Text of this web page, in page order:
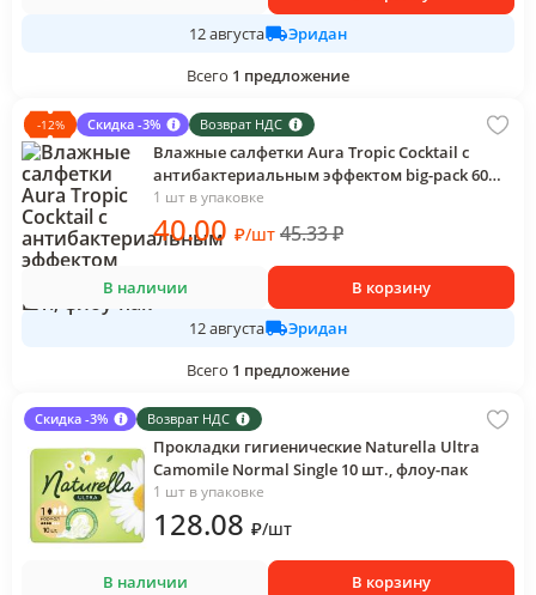
12 августа
Эридан
Всего 1 предложение
-12% Скидка -3% Возврат НДС
Влажные салфетки Aura Tropic Cocktail с
антибактериальным эффектом big-pack 60
шт., флоу-пак
1 шт в упаковке
40.00 ₽/шт 45.33₽
В наличии
В корзину
12 августа
Эридан
Всего 1 предложение
Скидка -3% Возврат НДС
Прокладки гигиенические Naturella Ultra
Camomile Normal Single 10 шт., флоу-пак
1 шт в упаковке
128.08 ₽/шт
В наличии
В корзину